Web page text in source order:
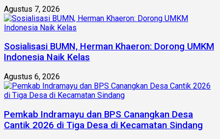
Agustus 7, 2026
Sosialisasi BUMN, Herman Khaeron: Dorong UMKM
Indonesia Naik Kelas
Agustus 6, 2026
Pemkab Indramayu dan BPS Canangkan Desa
Cantik 2026 di Tiga Desa di Kecamatan Sindang